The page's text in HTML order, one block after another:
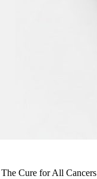
Cure for All Cancers